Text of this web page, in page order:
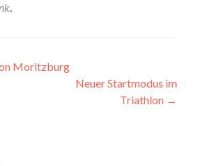
.
Moritzburg
Neuer Startmodus im
Triathlon →